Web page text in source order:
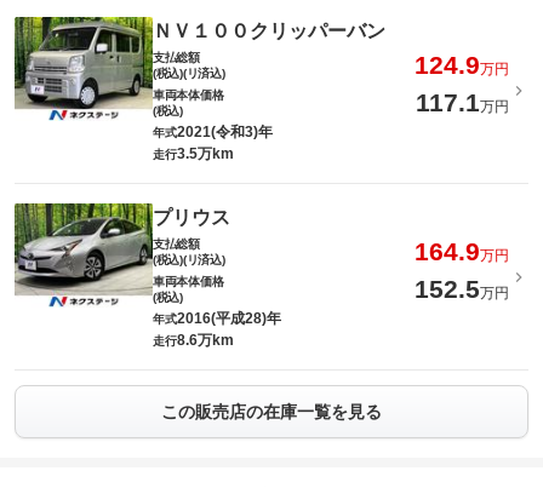
ＮＶ１００クリッパーバン
支払総額
(税込)(リ済込)
124.9万円
車両本体価格
(税込)
117.1万円
年式2021(令和3)年
走行3.5万km
プリウス
支払総額
(税込)(リ済込)
164.9万円
車両本体価格
(税込)
152.5万円
年式2016(平成28)年
走行8.6万km
この販売店の在庫一覧を見る